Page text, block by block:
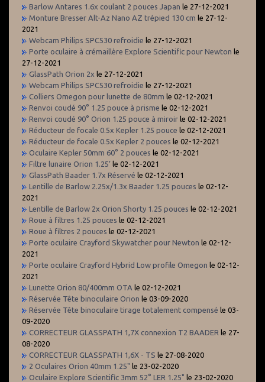
Barlow Antares 1.6x coulant 2 pouces Japan le 27-12-2021
Monture Bresser Alt-Az Nano AZ trépied 130 cm le 27-12-
2021
Webcam Philips SPC530 refroidie le 27-12-2021
Porte oculaire à crémaillère Explore Scientific pour Newton le
27-12-2021
GlassPath Orion 2x le 27-12-2021
Webcam Philips SPC530 refroidie le 27-12-2021
Colliers Omegon pour lunette de 80mm le 02-12-2021
Renvoi coudé 90° 1.25 pouce à prisme le 02-12-2021
Renvoi coudé 90° Orion 1.25 pouce à miroir le 02-12-2021
Réducteur de focale 0.5x Kepler 1.25 pouce le 02-12-2021
Réducteur de focale 0.5x Kepler 2 pouces le 02-12-2021
Oculaire Kepler 50mm 60° 2 pouces le 02-12-2021
Filtre lunaire Orion 1.25’ le 02-12-2021
GlassPath Baader 1.7x Réservé le 02-12-2021
Lentille de Barlow 2.25x/1.3x Baader 1.25 pouces le 02-12-
2021
Lentille de Barlow 2x Orion Shorty 1.25 pouces le 02-12-2021
Roue à filtres 1.25 pouces le 02-12-2021
Roue à filtres 2 pouces le 02-12-2021
Porte oculaire Crayford Skywatcher pour Newton le 02-12-
2021
Porte oculaire Crayford Hybrid Low profile Omegon le 02-12-
2021
Lunette Orion 80/400mm OTA le 02-12-2021
Réservée Tête binoculaire Orion le 03-09-2020
Réservée Tête binoculaire tirage totalement compensé le 03-
09-2020
CORRECTEUR GLASSPATH 1,7X connexion T2 BAADER le 27-
08-2020
CORRECTEUR GLASSPATH 1,6X - TS le 27-08-2020
2 Oculaires Orion 40mm 1.25" le 23-02-2020
Oculaire Explore Scientific 3mm 52° LER 1.25" le 23-02-2020